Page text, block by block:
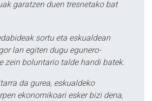
garatzen duen tresnetako bat
sortu eta eskualdean
lan egiten dugu egunero-
zein boluntario talde handi batek.
da gurea, eskualdeko
ekonomikoari esker bizi dena,